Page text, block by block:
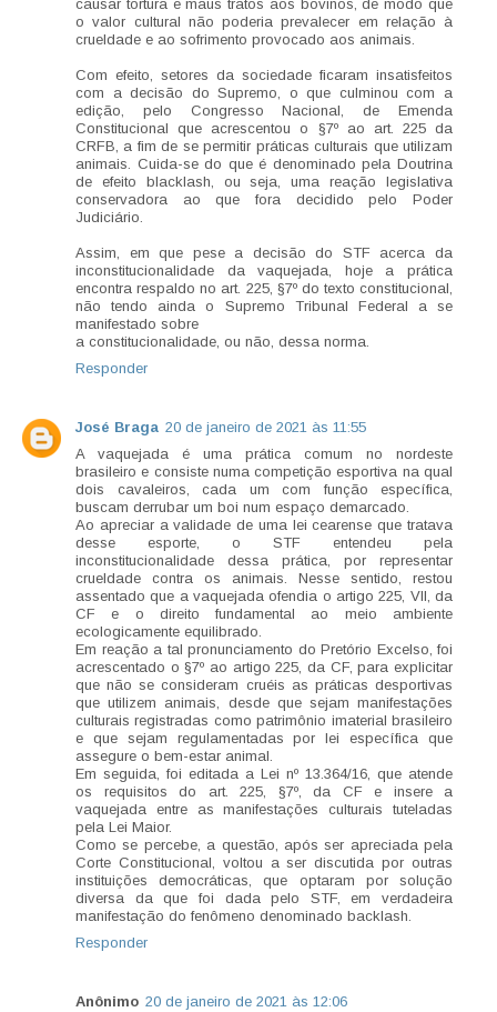
causar tortura e maus tratos aos bovinos, de modo que
o valor cultural não poderia prevalecer em relação à
crueldade e ao sofrimento provocado aos animais.
Com efeito, setores da sociedade ficaram insatisfeitos
com a decisão do Supremo, o que culminou com a
edição, pelo Congresso Nacional, de Emenda
Constitucional que acrescentou o §7º ao art. 225 da
CRFB, a fim de se permitir práticas culturais que utilizam
animais. Cuida-se do que é denominado pela Doutrina
de efeito blacklash, ou seja, uma reação legislativa
conservadora ao que fora decidido pelo Poder
Judiciário.
Assim, em que pese a decisão do STF acerca da
inconstitucionalidade da vaquejada, hoje a prática
encontra respaldo no art. 225, §7º do texto constitucional,
não tendo ainda o Supremo Tribunal Federal a se
manifestado sobre
a constitucionalidade, ou não, dessa norma.
Responder
José Braga 20 de janeiro de 2021 às 11:55
A vaquejada é uma prática comum no nordeste
brasileiro e consiste numa competição esportiva na qual
dois cavaleiros, cada um com função específica,
buscam derrubar um boi num espaço demarcado.
Ao apreciar a validade de uma lei cearense que tratava
desse esporte, o STF entendeu pela
inconstitucionalidade dessa prática, por representar
crueldade contra os animais. Nesse sentido, restou
assentado que a vaquejada ofendia o artigo 225, VII, da
CF e o direito fundamental ao meio ambiente
ecologicamente equilibrado.
Em reação a tal pronunciamento do Pretório Excelso, foi
acrescentado o §7º ao artigo 225, da CF, para explicitar
que não se consideram cruéis as práticas desportivas
que utilizem animais, desde que sejam manifestações
culturais registradas como patrimônio imaterial brasileiro
e que sejam regulamentadas por lei específica que
assegure o bem-estar animal.
Em seguida, foi editada a Lei nº 13.364/16, que atende
os requisitos do art. 225, §7º, da CF e insere a
vaquejada entre as manifestações culturais tuteladas
pela Lei Maior.
Como se percebe, a questão, após ser apreciada pela
Corte Constitucional, voltou a ser discutida por outras
instituições democráticas, que optaram por solução
diversa da que foi dada pelo STF, em verdadeira
manifestação do fenômeno denominado backlash.
Responder
Anônimo 20 de janeiro de 2021 às 12:06